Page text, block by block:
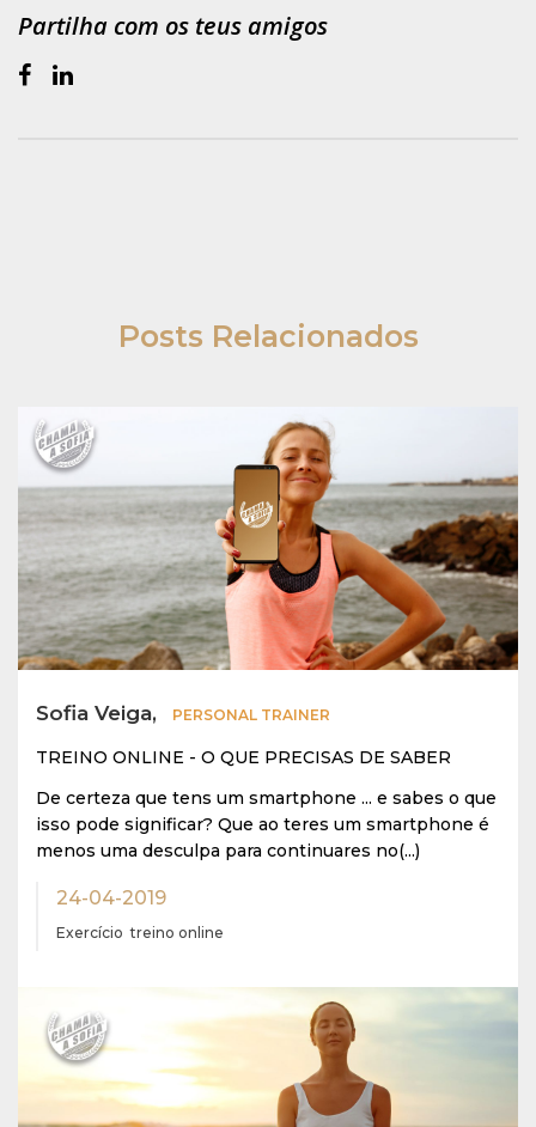
Partilha com os teus amigos
Posts Relacionados
Sofia Veiga, PERSONAL TRAINER
TREINO ONLINE - O QUE PRECISAS DE SABER
De certeza que tens um smartphone ... e sabes o que
isso pode significar? Que ao teres um smartphone é
menos uma desculpa para continuares no(...)
24-04-2019
Exercício treino online